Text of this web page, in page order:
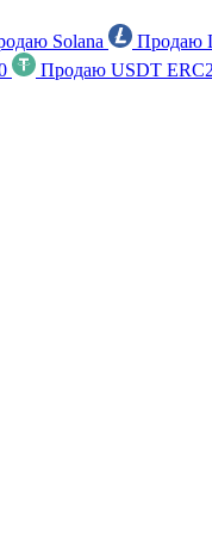
Solana Продаю
Продаю USDT